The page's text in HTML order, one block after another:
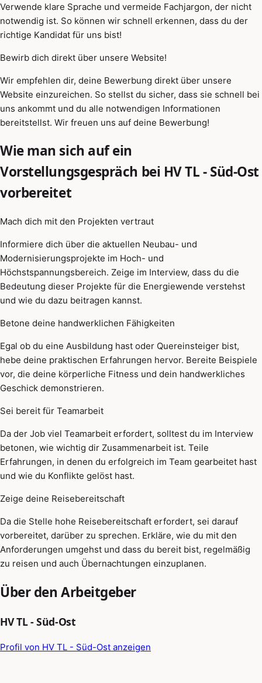
Verwende klare Sprache und vermeide Fachjargon, der nicht
notwendig ist. So können wir schnell erkennen, dass du der
richtige Kandidat für uns bist!
Bewirb dich direkt über unsere Website!
Wir empfehlen dir, deine Bewerbung direkt über unsere
Website einzureichen. So stellst du sicher, dass sie schnell bei
uns ankommt und du alle notwendigen Informationen
bereitstellst. Wir freuen uns auf deine Bewerbung!
Wie man sich auf ein
Vorstellungsgespräch bei HV TL - Süd-Ost
vorbereitet
Mach dich mit den Projekten vertraut
Informiere dich über die aktuellen Neubau- und
Modernisierungsprojekte im Hoch- und
Höchstspannungsbereich. Zeige im Interview, dass du die
Bedeutung dieser Projekte für die Energiewende verstehst
und wie du dazu beitragen kannst.
Betone deine handwerklichen Fähigkeiten
Egal ob du eine Ausbildung hast oder Quereinsteiger bist,
hebe deine praktischen Erfahrungen hervor. Bereite Beispiele
vor, die deine körperliche Fitness und dein handwerkliches
Geschick demonstrieren.
Sei bereit für Teamarbeit
Da der Job viel Teamarbeit erfordert, solltest du im Interview
betonen, wie wichtig dir Zusammenarbeit ist. Teile
Erfahrungen, in denen du erfolgreich im Team gearbeitet hast
und wie du Konflikte gelöst hast.
Zeige deine Reisebereitschaft
Da die Stelle hohe Reisebereitschaft erfordert, sei darauf
vorbereitet, darüber zu sprechen. Erkläre, wie du mit den
Anforderungen umgehst und dass du bereit bist, regelmäßig
zu reisen und auch Übernachtungen einzuplanen.
Über den Arbeitgeber
HV TL - Süd-Ost
Profil von HV TL - Süd-Ost anzeigen